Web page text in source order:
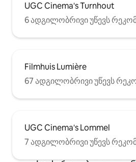
UGC Cinema's Turnhout
6 ადგილობრივი უწევს
Filmhuis Lumière
67 ადგილობრივი უწევს
UGC Cinema's Lommel
7 ადგილობრივი უწევს